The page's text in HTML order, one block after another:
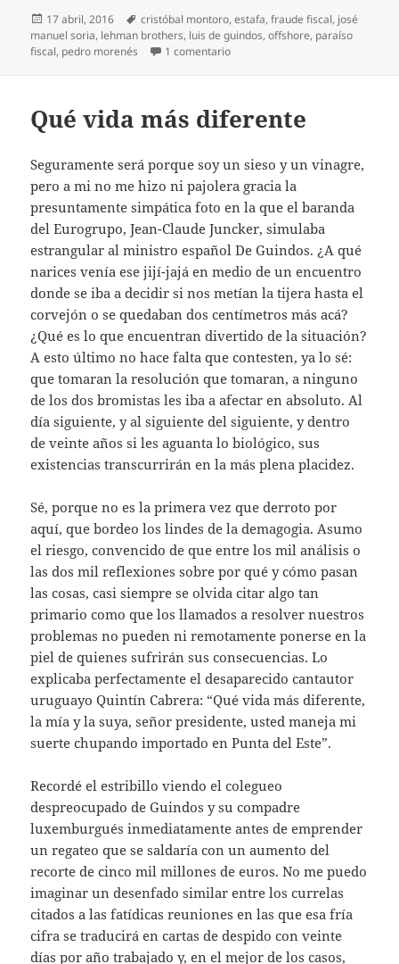
Publicado
el
17 abril, 2016 Etiquetas
cristóbal montoro,estafa,fraude fiscal, josé
manuel soria, lehman brothers, luis de guindos,offshore, paraíso
fiscal, pedro morenés 1 comentarioen Un gobierno paradisíaco
Qué vida más diferente
Seguramente será porque soy un sieso y un vinagre,
pero a mi no me hizo ni pajolera gracia la
presuntamente simpática foto en la que el baranda
del Eurogrupo, Jean-Claude Juncker, simulaba
estrangular al ministro español De Guindos. ¿A qué
narices venía ese jijí-jajá en medio de un encuentro
donde se iba a decidir si nos metían la tijera hasta el
corvejón o se quedaban dos centímetros más acá?
¿Qué es lo que encuentran divertido de la situación?
A esto último no hace falta que contesten, ya lo sé:
que tomaran la resolución que tomaran, a ninguno
de los dos bromistas les iba a afectar en absoluto. Al
día siguiente, y al siguiente del siguiente, y dentro
de veinte años si les aguanta lo biológico, sus
existencias transcurrirán en la más plena placidez.
Sé, porque no es la primera vez que derroto por
aquí, que bordeo los lindes de la demagogia. Asumo
el riesgo, convencido de que entre los mil análisis o
las dos mil reflexiones sobre por qué y cómo pasan
las cosas, casi siempre se olvida citar algo tan
primario como que los llamados a resolver nuestros
problemas no pueden ni remotamente ponerse en la
piel de quienes sufrirán sus consecuencias. Lo
explicaba perfectamente el desaparecido cantautor
uruguayo Quintín Cabrera: “Qué vida más diferente,
la mía y la suya, señor presidente, usted maneja mi
suerte chupando importado en Punta del Este”.
Recordé el estribillo viendo el colegueo
despreocupado de Guindos y su compadre
luxemburgués inmediatamente antes de emprender
un regateo que se saldaría con un aumento del
recorte de cinco mil millones de euros. No me puedo
imaginar un desenfado similar entre los currelas
citados a las fatídicas reuniones en las que esa fría
cifra se traducirá en cartas de despido con veinte
días por año trabajado y, en el mejor de los casos,